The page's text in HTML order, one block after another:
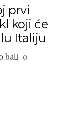
prvi
koji će
Italiju
0